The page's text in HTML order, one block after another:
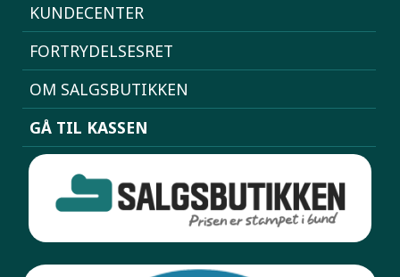
KUNDECENTER
FORTRYDELSESRET
OM SALGSBUTIKKEN
GÅ TIL KASSEN